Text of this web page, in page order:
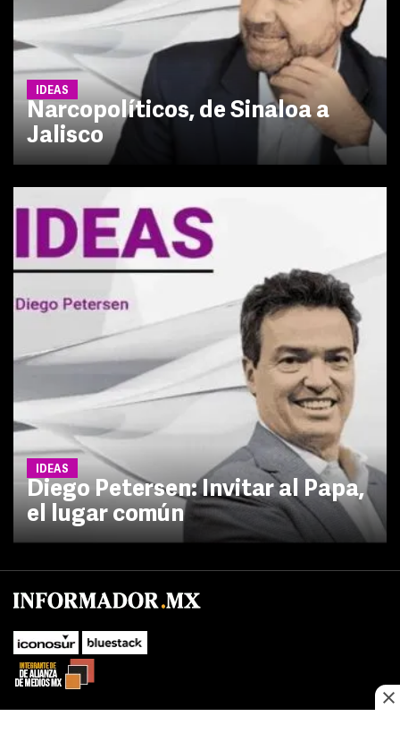
IDEAS
Narcopolíticos, de Sinaloa a
Jalisco
IDEAS
Diego Petersen: Invitar al Papa,
el lugar común